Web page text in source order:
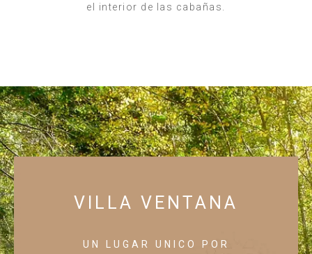
el interior de las cabañas.
VILLA VENTANA
UN LUGAR UNICO POR